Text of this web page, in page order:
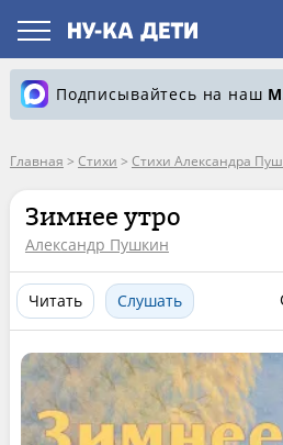
Подписывайтесь на наш
Главная > Стихи > Стихи Александра
Зимнее утро
Александр Пушкин
Читать Слушать